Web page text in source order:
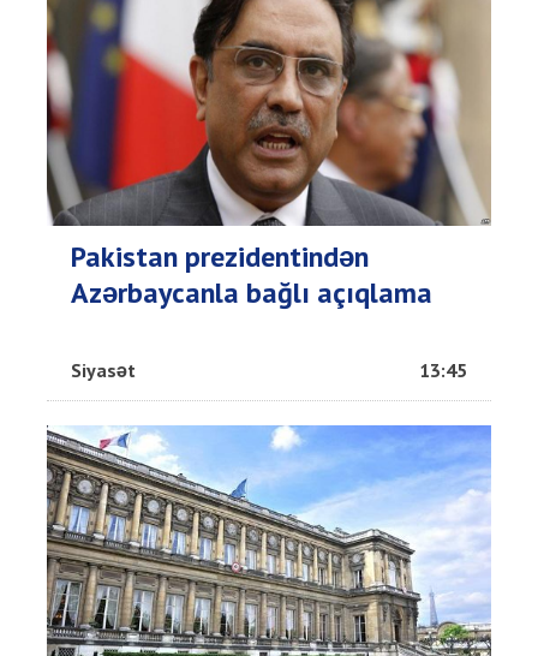
Pakistan prezidentindən
Azərbaycanla bağlı açıqlama
Siyasət 13:45